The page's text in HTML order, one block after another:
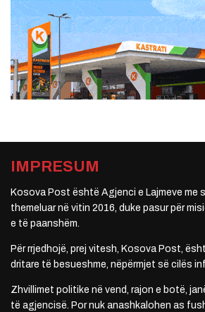
IMPRESUM
Kosova Post është Agjenci e Lajmeve me
themeluar në vitin 2016, duke pasur për
e të paanshëm.
Për rrjedhojë, prej vitesh, Kosova Post,
dritare të besueshme, nëpërmjet së cilës
Zhvillimet politike në vend, rajon e botë,
të agjencisë. Por nuk anashkalohen as